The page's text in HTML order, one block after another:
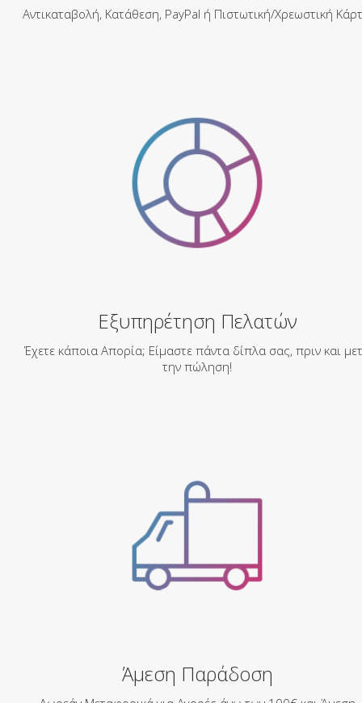
Αντικαταβολή, Κατάθεση, PayPal ή Πιστωτική/Χρεωστική
Εξυπηρέτηση Πελατών
Έχετε κάποια Απορία; Είμαστε πάντα δίπλα σας, πριν και
την πώληση!
Άμεση Παράδοση